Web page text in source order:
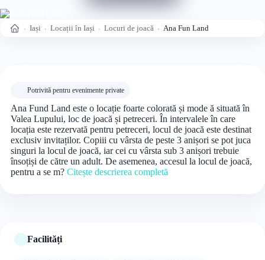
Acasă Iași Locații în Iași Locuri de joacă Ana Fun Land
Potrivită pentru evenimente private
Ana Fund Land este o locație foarte colorată și mode ă situată în
Valea Lupului, loc de joacă și petreceri. În intervalele în care
locația este rezervată pentru petreceri, locul de joacă este destinat
exclusiv invitaților. Copiii cu vârsta de peste 3 anișori se pot juca
singuri la locul de joacă, iar cei cu vârsta sub 3 anișori trebuie
însoțiși de către un adult. De asemenea, accesul la locul de joacă,
pentru a se m? Citește descrierea completă
Facilități